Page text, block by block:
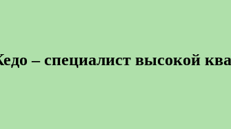
– специалист высокой